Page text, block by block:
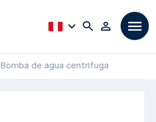
Bomba de agua centrifuga